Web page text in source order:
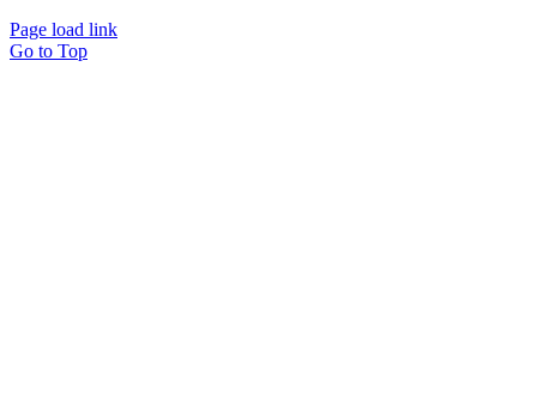
Page load link
Go to Top